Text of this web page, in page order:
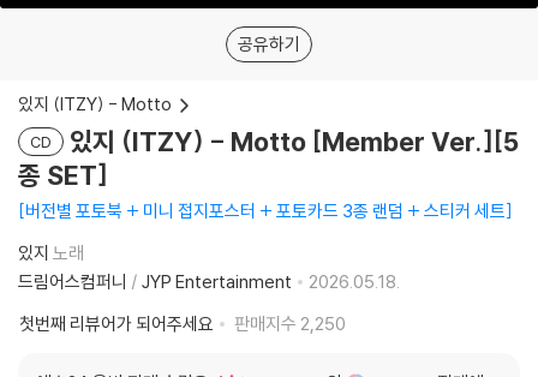
공유하기
있지 (ITZY) - Motto
CD
있지 (ITZY) - Motto [Member Ver.][5
종 SET]
버전별 포토북 + 미니 접지포스터 + 포토카드 3종 랜덤 + 스티커 세트
있지 노래
드림어스컴퍼니 / JYP Entertainment
2026.05.18.
첫번째 리뷰어가 되어주세요
판매지수 2,250